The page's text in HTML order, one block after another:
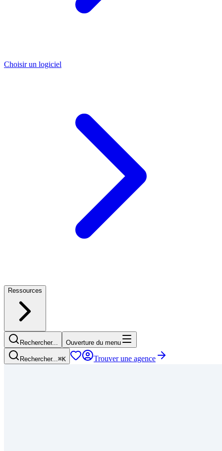
Choisir un logiciel
Ressources
Rechercher... Ouverture du menu
Rechercher...⌘K Trouver une agence